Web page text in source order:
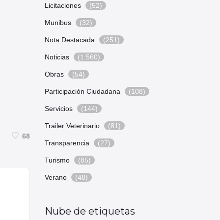
68
Licitaciones (52)
Munibus (32)
Nota Destacada (251)
Noticias (1.560)
Obras (54)
Participación Ciudadana (108)
Servicios (144)
Trailer Veterinario (81)
Transparencia (27)
Turismo (85)
Verano (48)
Nube de etiquetas